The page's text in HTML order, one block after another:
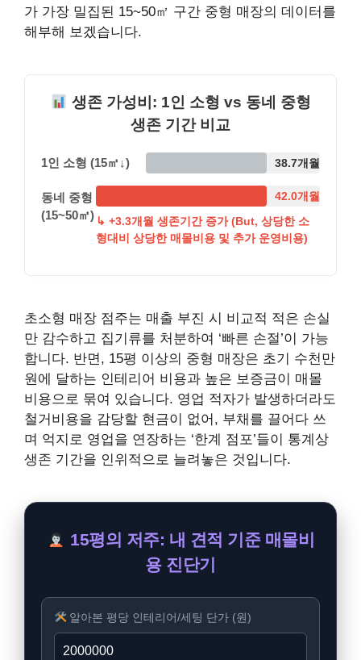
가 가장 밀집된 15~50㎡ 구간 중형 매장의 데이터를
해부해 보겠습니다.
생존 가성비: 1인 소형 vs 동네 중형
생존 기간 비교
1인 소형 (15㎡↓) 38.7개월
동네 중형
(15~50㎡)
42.0개월
↳ +3.3개월 생존기간 증가 (But, 상당한 소
형대비 상당한 매몰비용 및 추가 운영비용)
초소형 매장 점주는 매출 부진 시 비교적 적은 손실
만 감수하고 집기류를 처분하여 ‘빠른 손절’이 가능
합니다. 반면, 15평 이상의 중형 매장은 초기 수천만
원에 달하는 인테리어 비용과 높은 보증금이 매몰
비용으로 묶여 있습니다. 영업 적자가 발생하더라도
철거비용을 감당할 현금이 없어, 부채를 끌어다 쓰
며 억지로 영업을 연장하는 ‘한계 점포’들이 통계상
생존 기간을 인위적으로 늘려놓은 것입니다.
15평의 저주: 내 견적 기준 매몰비
용 진단기
알아본 평당 인테리어/세팅 단가 (원)